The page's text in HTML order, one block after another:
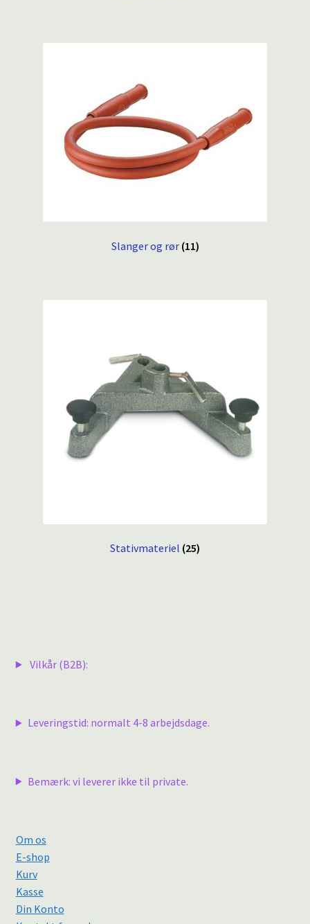
Slanger og rør (11)
Stativmateriel (25)
Vilkår (B2B):
Leveringstid: normalt 4-8 arbejdsdage.
Bemærk: vi leverer ikke til private.
Om os
E-shop
Kurv
Kasse
Din Konto